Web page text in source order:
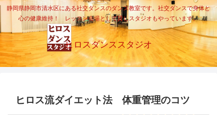
静岡県静岡市清水区にある社交ダンスのダンス教室です。社交ダンスで身体と
心の健康維持！ レッスン会場として貸しスタジオもやっています。
ヒロスダンススタジオ
ヒロス流ダイエット法 体重管理のコツ